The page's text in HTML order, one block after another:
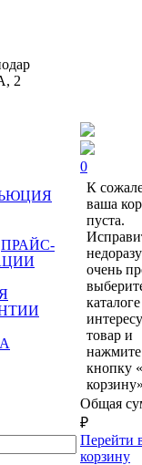
2
ПРАЙС-
0
К
ваша
пуста.
очень
каталоге
товар и
нажмите
кнопку
Общая
₽
Перейти
корзину